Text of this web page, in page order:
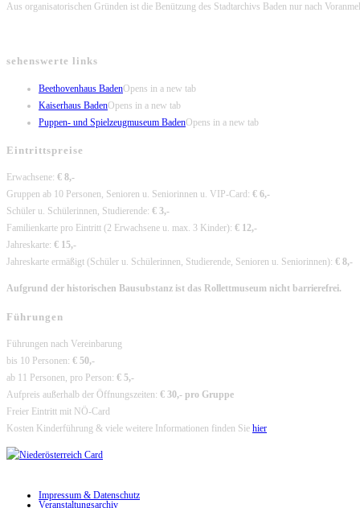
Aus organisatorischen Gründen ist die Benützung des Stadtarchivs Baden nur nach
sehenswerte links
Beethovenhaus BadenOpens in a new tab
Kaiserhaus BadenOpens in a new tab
Puppen- und Spielzeugmuseum BadenOpens in a new tab
Eintrittspreise
Erwachsene: € 8,-
Gruppen ab 10 Personen, Senioren u. Seniorinnen u. VIP-Card: € 6,-
Schüler u. Schülerinnen, Studierende: € 3,-
Familienkarte pro Eintritt (2 Erwachsene u. max. 3 Kinder): € 12,-
Jahreskarte: € 15,-
Jahreskarte ermäßigt (Schüler u. Schülerinnen, Studierende, Senioren u. Seniorinnen): € 8,-
Aufgrund der historischen Bausubstanz ist das Rollettmuseum nicht barrierefrei.
Führungen
Führungen nach Vereinbarung
bis 10 Personen: € 50,-
ab 11 Personen, pro Person: € 5,-
Aufpreis außerhalb der Öffnungszeiten: € 30,- pro Gruppe
Freier Eintritt mit NÖ-Card
Kosten Kinderführung & viele weitere Informationen finden Sie hier
Impressum & Datenschutz
Veranstaltungsarchiv